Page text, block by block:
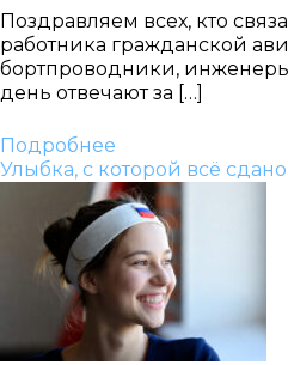
Поздравляем всех, кто
работника гражданской
бортпроводники,
день отвечают за […]
Подробнее
Улыбка, с которой всё